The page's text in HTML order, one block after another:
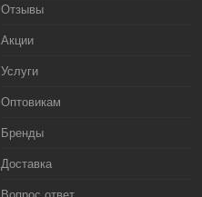
Отзывы
Акции
Услуги
Оптовикам
Бренды
Доставка